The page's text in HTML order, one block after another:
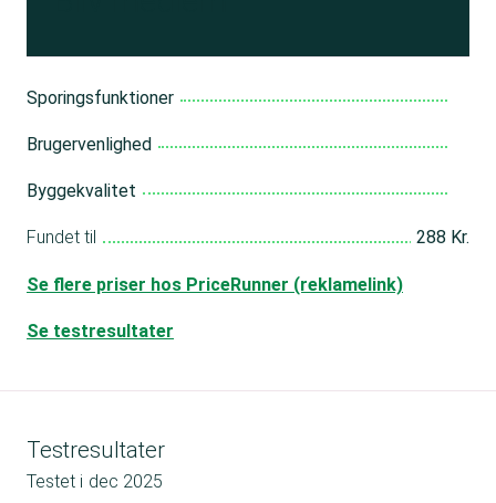
Sporingsfunktioner
Brugervenlighed
Byggekvalitet
Fundet til 288 Kr.
Se flere priser hos PriceRunner (reklamelink)
Se testresultater
Testresultater
Testet i dec 2025